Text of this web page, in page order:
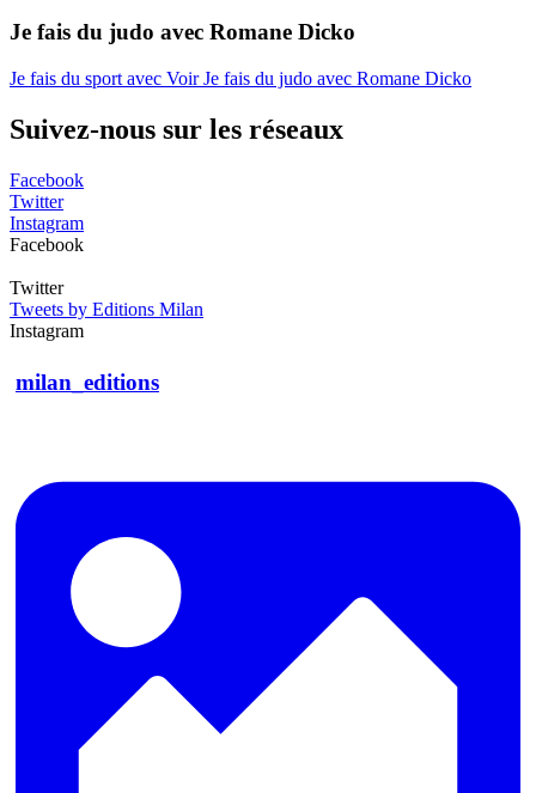
Je fais du judo avec Romane Dicko
Je fais du sport avec Voir Je fais du judo avec Romane Dicko
Suivez-nous sur les réseaux
Facebook
Twitter
Instagram
Facebook
Twitter
Tweets by Editions Milan
Instagram
milan_editions